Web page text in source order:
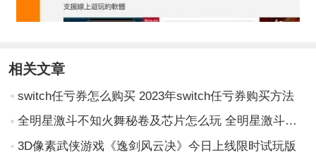
相关文章
switch任亏券怎么购买 2023年switch任亏券购买方法
全明星激斗不知火舞秘卷及芯片怎么玩 全明星激斗不知火舞秘卷及芯片推荐搭配
3D像素武侠游戏《逸剑风云决》今日上线限时试玩版